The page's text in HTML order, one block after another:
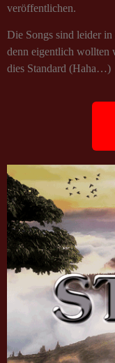
veröffentlichen.
Die Songs sind leider
denn eigentlich wollten
dies Standard (Haha…)